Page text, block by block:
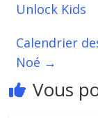
Unlock Kids
Calendrier
Noé →
Vous